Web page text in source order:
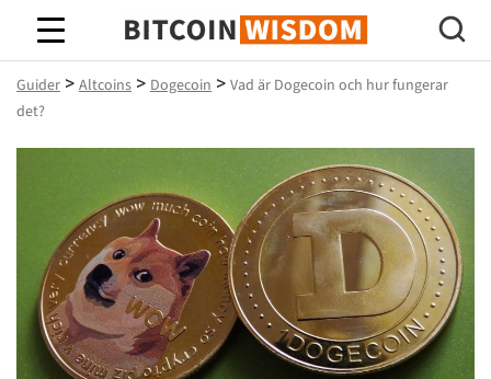
Bitcoin Wisdom
Guider > Altcoins > Dogecoin > Vad är Dogecoin och hur fungerar
det?